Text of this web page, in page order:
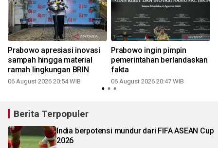
Prabowo apresiasi inovasi
sampah hingga material
ramah lingkungan BRIN
06 August 2026 20:54 WIB
Prabowo ingin pimpin
pemerintahan berlandaskan
fakta
06 August 2026 20:47 WIB
Berita Terpopuler
India berpotensi mundur dari FIFA ASEAN Cup
2026